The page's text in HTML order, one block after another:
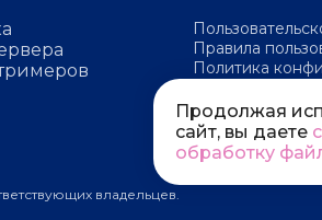
Правила
Политика
владельцев.
Продолжая
сайт, вы даете
обработку